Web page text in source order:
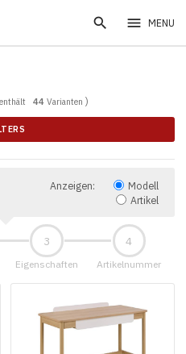
search menu MENU
enthält44 Varianten
Anzeigen:
Modell
Artikel
Eigenschaften Artikelnummer